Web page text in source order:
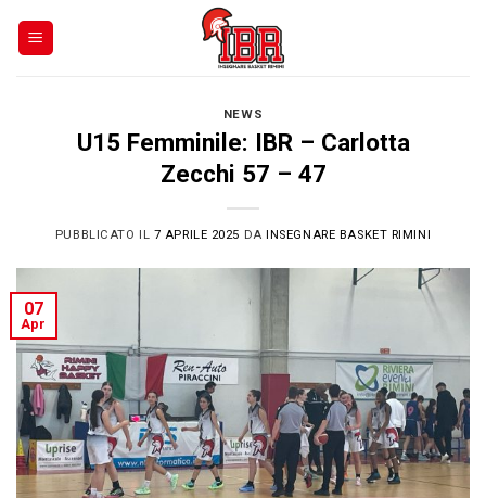
NEWS
U15 Femminile: IBR – Carlotta
Zecchi 57 – 47
PUBBLICATO IL 7 APRILE 2025 DAINSEGNARE BASKET RIMINI
07
Apr